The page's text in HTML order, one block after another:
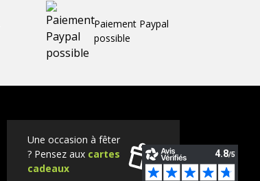
Paiement Paypal
possible
Une occasion à fêter
? Pensez aux cartes
cadeaux